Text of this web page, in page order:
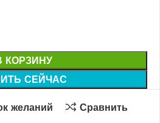
КОРЗИНУ
СЕЙЧАС
желаний Сравнить